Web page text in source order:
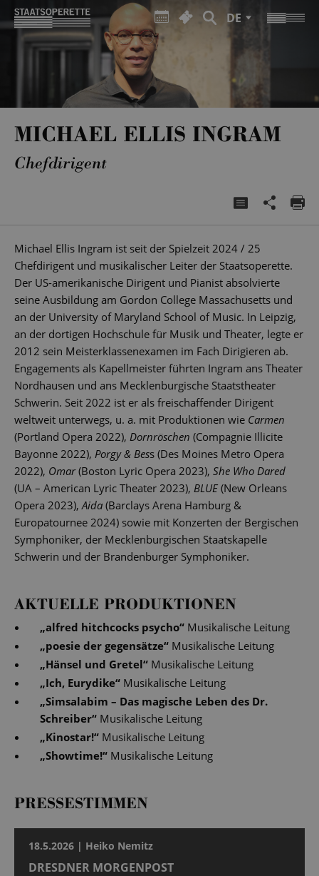
DE
MICHAEL ELLIS INGRAM
Chefdirigent
Michael Ellis Ingram ist seit der Spielzeit 2024 / 25
Chefdirigent und musikalischer Leiter der Staatsoperette.
Der US-amerikanische Dirigent und Pianist absolvierte
seine Ausbildung am Gordon College Massachusetts und
an der University of Maryland School of Music. In Leipzig,
an der dortigen Hochschule für Musik und Theater, legte er
2012 sein Meisterklassenexamen im Fach Dirigieren ab.
Engagements als Kapellmeister führten Ingram ans Theater
Nordhausen und ans Mecklenburgische Staatstheater
Schwerin. Seit 2022 ist er als freischaffender Dirigent
weltweit unterwegs, u. a. mit Produktionen wie Carmen
(Portland Opera 2022), Dornröschen (Compagnie Illicite
Bayonne 2022), Porgy & Bess (Des Moines Metro Opera
2022), Omar(Boston Lyric Opera 2023), She Who Dared
(UA – American Lyric Theater 2023), BLUE (New Orleans
Opera 2023), Aida (Barclays Arena Hamburg &
Europatournee 2024) sowie mit Konzerten der Bergischen
Symphoniker, der Mecklenburgischen Staatskapelle
Schwerin und der Brandenburger Symphoniker.
AKTUELLE PRODUKTIONEN
„alfred hitchcocks psycho“ Musikalische Leitung
„poesie der gegensätze“ Musikalische Leitung
„Hänsel und Gretel“ Musikalische Leitung
„Ich, Eurydike“ Musikalische Leitung
„Simsalabim – Das magische Leben des Dr.
Schreiber“ Musikalische Leitung
„Kinostar!“ Musikalische Leitung
„Showtime!“ Musikalische Leitung
PRESSESTIMMEN
18.5.2026 | Heiko Nemitz
DRESDNER MORGENPOST